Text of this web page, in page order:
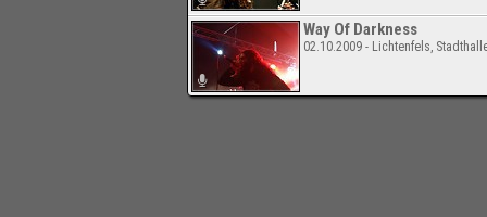
Way Of Darkness
02.10.2009 - Lichtenfels,